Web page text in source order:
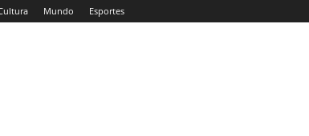
Mundo Esportes